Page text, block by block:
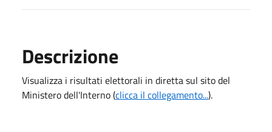
Descrizione
Visualizza i risultati elettorali in diretta sul sito del
Ministero dell'Interno (clicca il collegamento...).